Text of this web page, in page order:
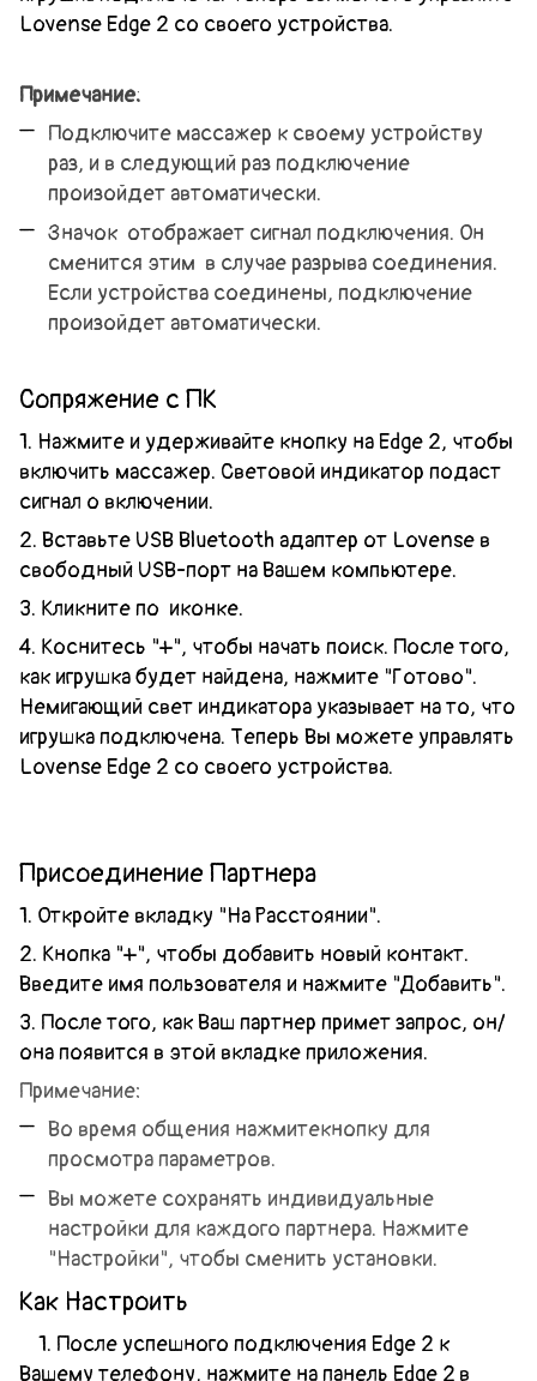
Lovense Edge 2 со своего устройства.
Примечание:
Подключите массажер к своему устройству
раз, и в следующий раз подключение
произойдет автоматически.
Значок отображает сигнал подключения. Он
сменится этим в случае разрыва соединения.
Если устройства соединены, подключение
произойдет автоматически.
Сопряжение с ПК
1. Нажмите и удерживайте кнопку на Edge 2, чтобы
включить массажер. Световой индикатор подаст
сигнал о включении.
2. Вставьте USB Bluetooth адаптер от Lovense в
свободный USB-порт на Вашем компьютере.
3. Кликните по иконке.
4. Коснитесь "+", чтобы начать поиск. После того,
как игрушка будет найдена, нажмите "Готово".
Немигающий свет индикатора указывает на то, что
игрушка подключена. Теперь Вы можете управлять
Lovense Edge 2 со своего устройства.
Присоединение Партнера
1. Откройте вкладку "На Расстоянии".
2. Кнопка "+", чтобы добавить новый контакт.
Введите имя пользователя и нажмите "Добавить".
3. После того, как Ваш партнер примет запрос, он/
она появится в этой вкладке приложения.
Примечание:
Во время общения нажмитекнопку для
просмотра параметров.
Вы можете сохранять индивидуальные
настройки для каждого партнера. Нажмите
"Настройки", чтобы сменить установки.
Как Настроить
1. После успешного подключения Edge 2 к
Вашему телефону, нажмите на панель Edge 2 в